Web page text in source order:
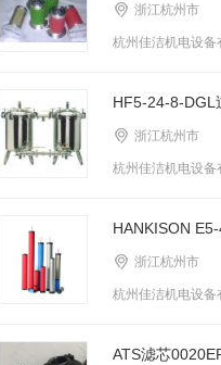
浙江杭州市
杭州佳洁机电设备
HF5-24-8-DGL
浙江杭州市
杭州佳洁机电设备
HANKISON
浙江杭州市
杭州佳洁机电设备
ATS滤芯